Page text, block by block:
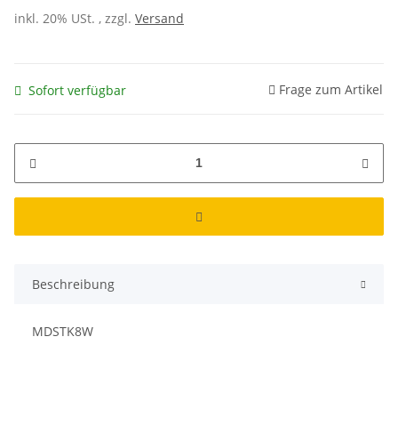
inkl. 20% USt. , zzgl. Versand
Sofort verfügbar Frage zum Artikel
Beschreibung
MDSTK8W